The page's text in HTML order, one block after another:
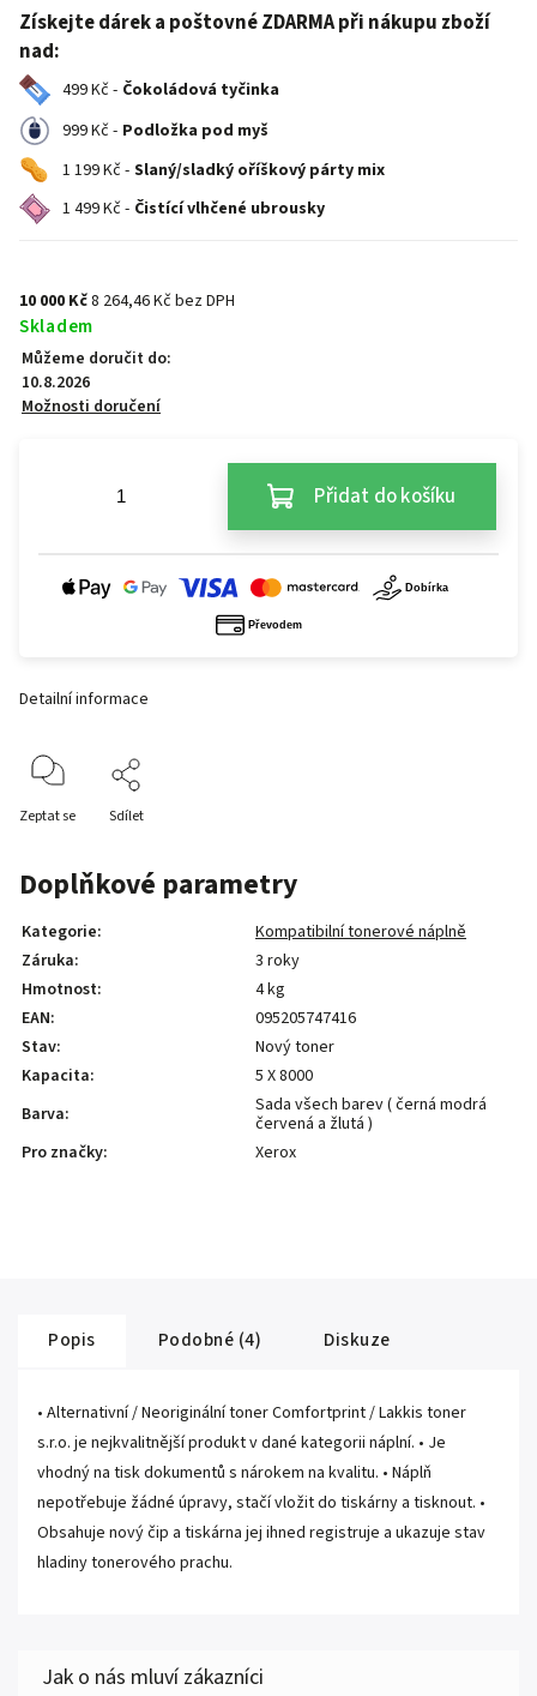
Získejte dárek a poštovné ZDARMA při nákupu zboží
nad:
499 Kč - Čokoládová tyčinka
999 Kč - Podložka pod myš
1 199 Kč - Slaný/sladký oříškový párty mix
1 499 Kč - Čistící vlhčené ubrousky
10 000 Kč8 264,46 Kč bez DPH
Skladem
Můžeme doručit do:
10.8.2026
Možnosti doručení
Přidat do košíku
Detailní informace
Zeptat se Sdílet
Doplňkové parametry
Kategorie:
Kompatibilní tonerové náplně
Záruka:
3 roky
Hmotnost:
4 kg
EAN:
095205747416
Stav:
Nový toner
Kapacita:
5 X 8000
Barva:
Sada všech barev ( černá modrá
červená a žlutá )
Pro značky: Xerox
Popis Podobné (4) Diskuze
• Alternativní / Neoriginální toner Comfortprint / Lakkis toner
s.r.o. je nejkvalitnější produkt v dané kategorii náplní. • Je
vhodný na tisk dokumentů s nárokem na kvalitu. • Náplň
nepotřebuje žádné úpravy, stačí vložit do tiskárny a tisknout. •
Obsahuje nový čip a tiskárna jej ihned registruje a ukazuje stav
hladiny tonerového prachu.